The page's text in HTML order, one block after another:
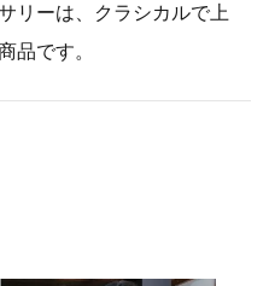
リーは、クラシカルで上
品です。